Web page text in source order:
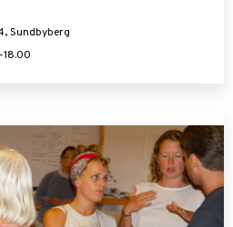
Sundbyberg
18.00